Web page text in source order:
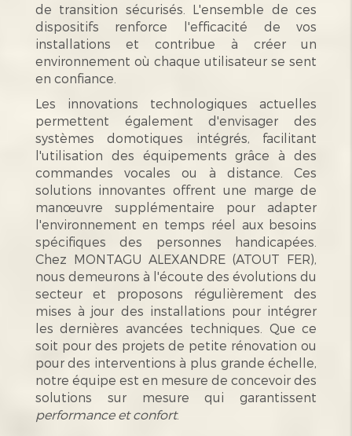
de transition sécurisés. L'ensemble de ces
dispositifs renforce l'efficacité de vos
installations et contribue à créer un
environnement où chaque utilisateur se sent
en confiance.
Les innovations technologiques actuelles
permettent également d'envisager des
systèmes domotiques intégrés, facilitant
l'utilisation des équipements grâce à des
commandes vocales ou à distance. Ces
solutions innovantes offrent une marge de
manœuvre supplémentaire pour adapter
l'environnement en temps réel aux besoins
spécifiques des personnes handicapées.
Chez MONTAGU ALEXANDRE (ATOUT FER),
nous demeurons à l'écoute des évolutions du
secteur et proposons régulièrement des
mises à jour des installations pour intégrer
les dernières avancées techniques. Que ce
soit pour des projets de petite rénovation ou
pour des interventions à plus grande échelle,
notre équipe est en mesure de concevoir des
solutions sur mesure qui garantissent
performance et confort.